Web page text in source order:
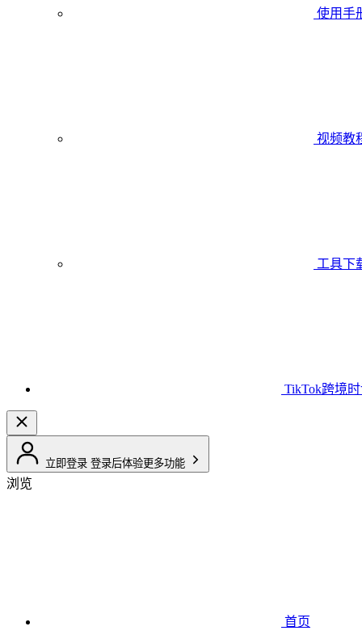
使用手
视频教
工具下
TikTok跨境
立即登录 登录后体验更多功能
浏览
首页